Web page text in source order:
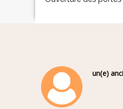
un(e)